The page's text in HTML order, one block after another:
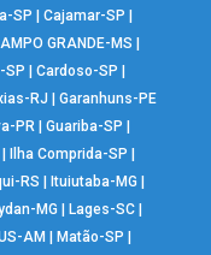
SP Cajamar-SP
GRANDE-MS
SP Cardoso-SP
RJ
Garanhuns-PE
PR| Guariba-SP
Ilha Comprida-SP
RS Ituiutaba-MG
MG Lages-SC|
AM Matão-SP